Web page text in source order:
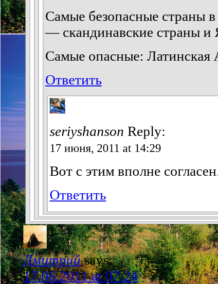
Самые безопасные страны
— скандинавские страны и
Самые опасные:
Ответить
seriyshanson Reply:
17 июня, 2011 at 14:29
Вот с этим вполне
Ответить
Дмитрий says:
17.06.2011 at 07:24